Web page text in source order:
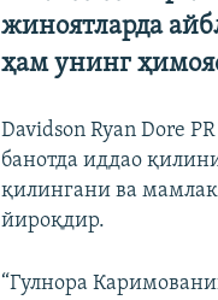
жиноятларда
ҳам унинг
Davidson Ryan Dore
банотда иддао
қилингани ва
йироқдир.
“Гулнора